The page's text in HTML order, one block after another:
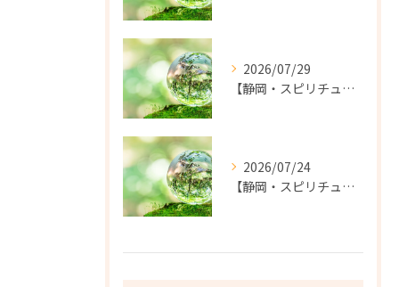
2026/07/29
【静岡・スピリチュアル】前世の時代の怨念がこの世で悪さをする。｜霊視鑑定：コーラルサンゴ
2026/07/24
【静岡・スピリチュアル】ひと もの こと いい縁がいい。｜霊視鑑定：コーラルサンゴ